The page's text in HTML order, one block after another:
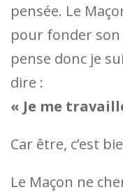
pensée. Le
pour fonder son
pense donc je
dire :
« Je me
Car être, c’est
Le Maçon ne